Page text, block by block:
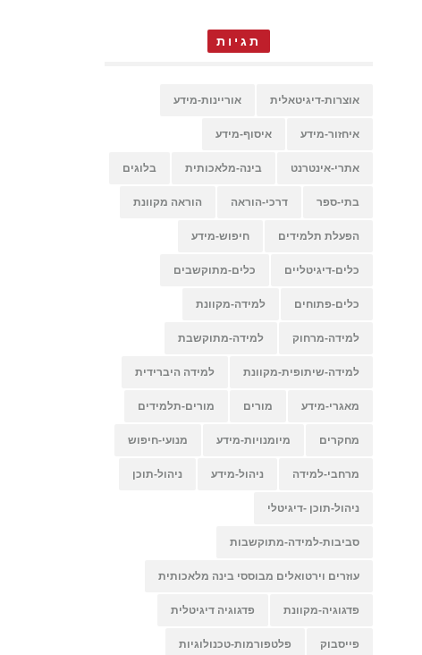
תגיות
אוצרות-דיגיטאלית אוריינות-מידע
איחזור-מידע איסוף-מידע
אתרי-אינטרנט בינה-מלאכותית בלוגים
בתי-ספר דרכי-הוראה הוראה מקוונת
הפעלת תלמידים חיפוש-מידע
כלים-דיגיטליים כלים-מתוקשבים
כלים-פתוחים למידה-מקוונת
למידה-מרחוק למידה-מתוקשבת
למידה-שיתופית-מקוונת למידה היברידית
מאגרי-מידע מורים מורים-תלמידים
מחקרים מיומנויות-מידע מנועי-חיפוש
מרחבי-למידה ניהול-מידע ניהול-תוכן
ניהול-תוכן -דיגיטלי
סביבות-למידה-מתוקשבות
עוזרים וירטואלים מבוססי בינה מלאכותית
פדגוגיה-מקוונת פדגוגיה דיגיטלית
פייסבוק פלטפורמות-טכנולוגיות